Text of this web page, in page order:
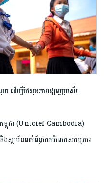
ច ដើម្បីថែសុខភាពឱ្យល្អប្រសើរ
កម្ពុជា (Unicief Cambodia)
ាប័នពាក់ព័ន្ធចែករំលែកសកម្មភាព